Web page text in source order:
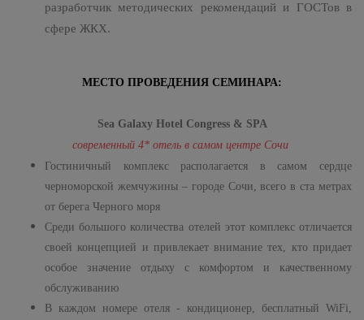
разработчик методических рекомендаций и ГОСТов в
сфере ЖКХ.
МЕСТО ПРОВЕДЕНИЯ СЕМИНАРА:
Sea Galaxy Hotel Congress & SPA
современный 4* отель в самом центре Сочи
Гостиничный комплекс располагается в самом сердце
черноморской жемчужины – городе Сочи, всего в ста метрах
от берега Черного моря
Среди большого количества отелей этот комплекс отличается
своей концепцией и привлекает внимание тех, кто придает
особое значение отдыху с комфортом и качественному
обслуживанию
В каждом номере отеля - кондиционер, бесплатный WiFi,